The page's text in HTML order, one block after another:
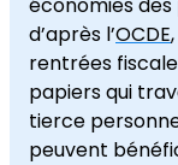
d’après l’OCDE
rentrées
papiers qui
tierce
peuvent